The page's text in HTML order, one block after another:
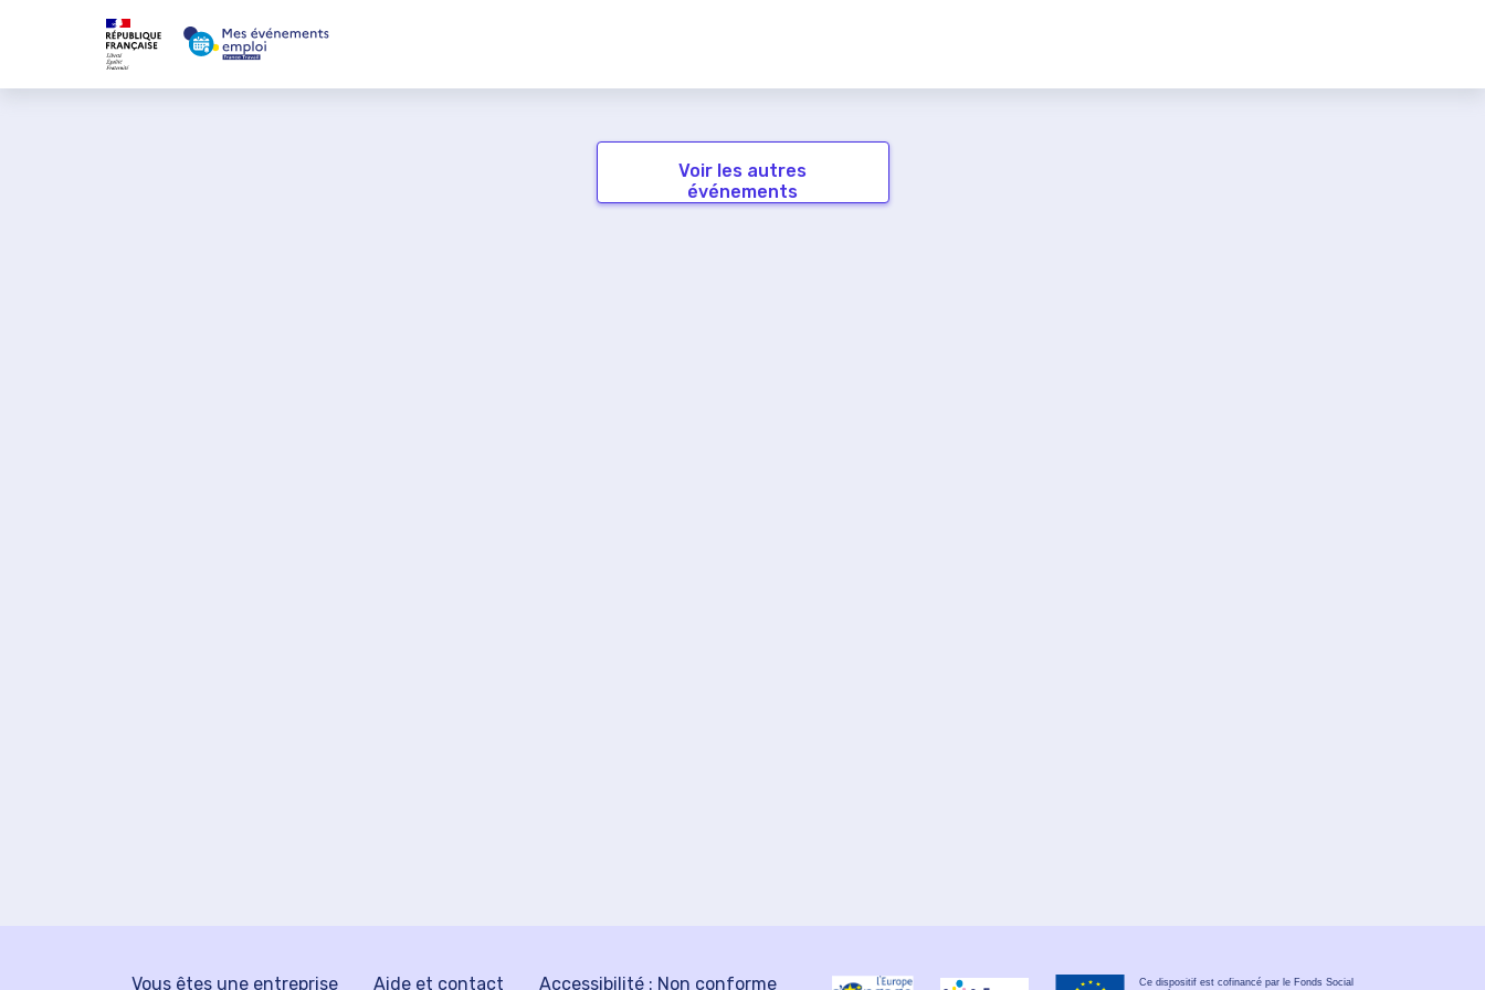
Voir les autres
événements
Vous êtes une entreprise Aide et contact Accessibilité : Non conforme
Ce dispositif est cofinancé par le Fonds Social